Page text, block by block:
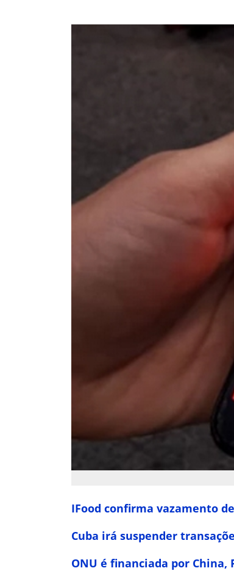
IFood confirma vazamento
Cuba irá suspender
ONU é financiada por China,